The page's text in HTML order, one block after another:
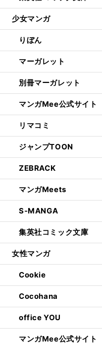
少女マンガ
りぼん
マーガレット
別冊マーガレット
マンガMee公式サイト
リマコミ
ジャンプTOON
ZEBRACK
マンガMeets
S-MANGA
集英社コミック文庫
女性マンガ
Cookie
Cocohana
office YOU
マンガMee公式サイト